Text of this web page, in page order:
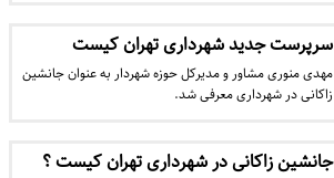
سرپرست جدید شهرداری تهران کیست
مهدی منوری مشاور و مدیرکل حوزه شهردار به عنوان جانشین
زاکانی در شهرداری معرفی شد.
جانشین زاکانی در شهرداری تهران کیست ؟